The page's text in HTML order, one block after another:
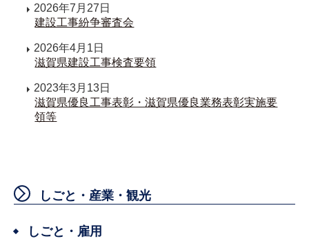
2026年7月27日
建設工事紛争審査会
2026年4月1日
滋賀県建設工事検査要領
2023年3月13日
滋賀県優良工事表彰・滋賀県優良業務表彰実施要
領等
しごと・産業・観光
しごと・雇用